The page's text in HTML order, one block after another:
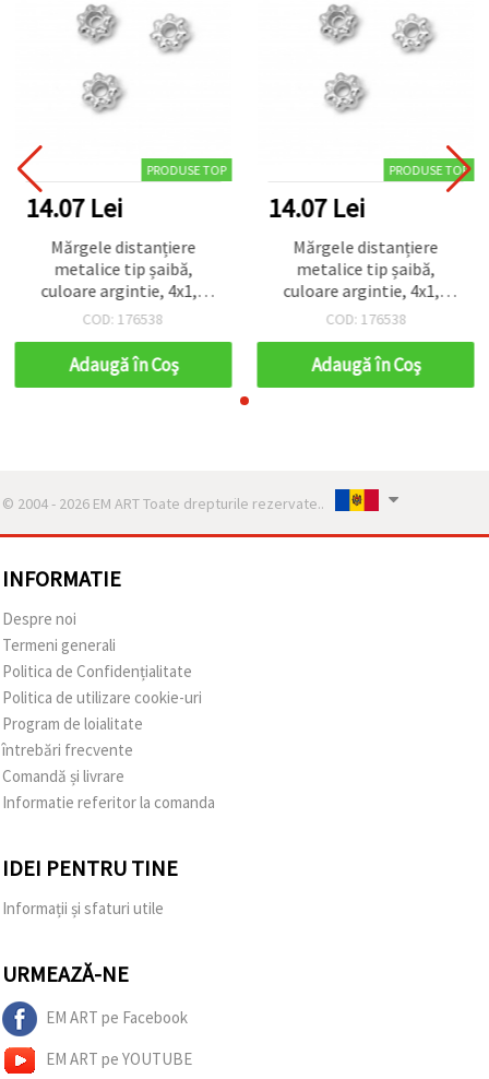
PRODUSE TOP
14.07 Lei
Mărgele distanțiere
metalice tip șaibă,
culoare argintie, 4x1,5
mm, orificiu 1 mm - 50
COD: 176538
Adaugă în Coş
PRODUSE TOP
14.07 Lei
Mărgele distanțiere
metalice tip șaibă,
culoare argintie, 4x1,5
mm, orificiu 1 mm - 50
COD: 176538
Adaugă în Coş
© 2004 - 2026 EM ART Toate drepturile rezervate..
INFORMATIE
Despre noi
Termeni generali
Politica de Confidențialitate
Politica de utilizare cookie-uri
Program de loialitate
întrebări frecvente
Comandă și livrare
Informatie referitor la comanda
IDEI PENTRU TINE
Informații și sfaturi utile
URMEAZĂ-NE
EM ART pe Facebook
EM ART pe YOUTUBE